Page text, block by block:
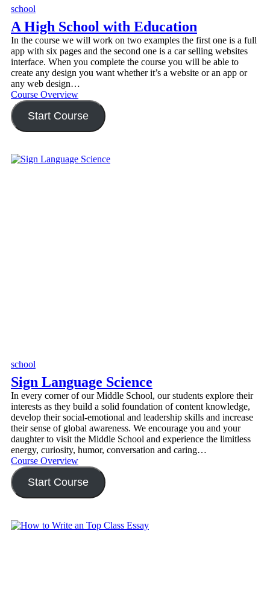
school
A High School with Education
In the course we will work on two examples the first one is a full
app with six pages and the second one is a car selling websites
interface. When you complete the course you will be able to
create any design you want whether it’s a website or an app or
any web design…
Course Overview
Start Course
school
Sign Language Science
In every corner of our Middle School, our students explore their
interests as they build a solid foundation of content knowledge,
develop their social-emotional and leadership skills and increase
their sense of global awareness. We encourage you and your
daughter to visit the Middle School and experience the limitless
energy, curiosity, humor, conversation and caring…
Course Overview
Start Course